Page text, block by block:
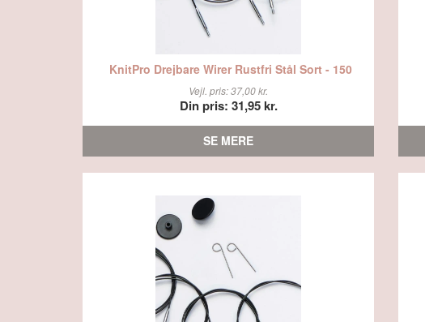
KnitPro Drejbare Wirer Rustfri Stål Sort - 150
Vejl. pris: 37,00 kr.
Din pris: 31,95 kr.
SE MERE